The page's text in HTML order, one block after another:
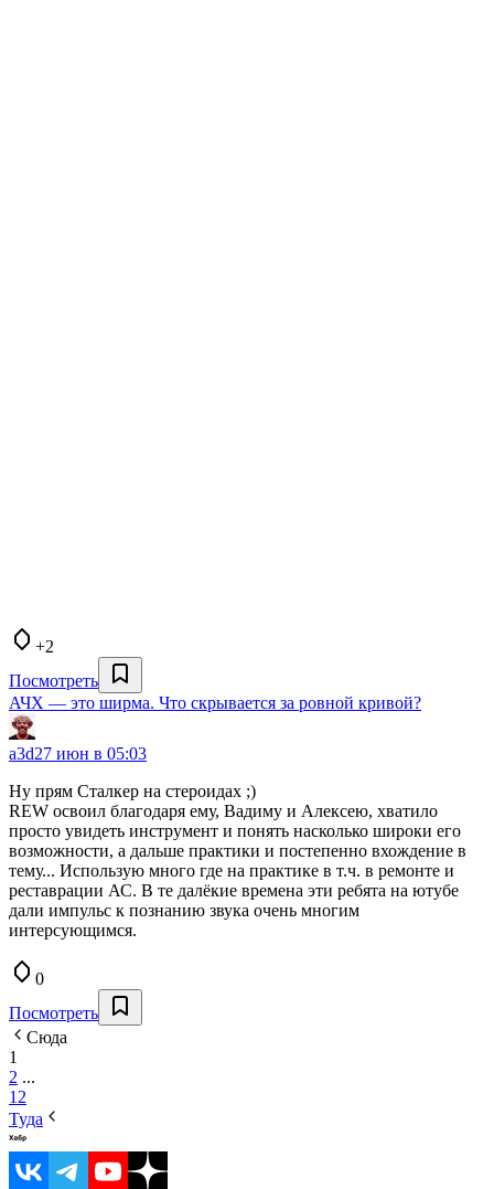
+2
Посмотреть
АЧХ — это ширма. Что скрывается за ровной кривой?
a3d27 июн в 05:03
Ну прям Сталкер на стероидах ;)
REW освоил благодаря ему, Вадиму и Алексею, хватило
просто увидеть инструмент и понять насколько широки его
возможности, а дальше практики и постепенно вхождение в
тему... Использую много где на практике в т.ч. в ремонте и
реставрации АС. В те далёкие времена эти ребята на ютубе
дали импульс к познанию звука очень многим
интерсующимся.
0
Посмотреть
Сюда
1
2 ...
12
Туда